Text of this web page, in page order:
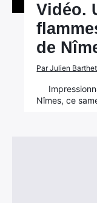
Vidéo.
de
Par Julien
Nîmes, ce